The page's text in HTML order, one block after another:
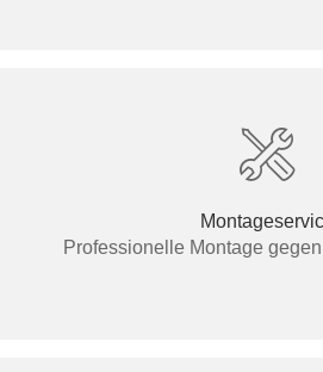
Professionelle Montage